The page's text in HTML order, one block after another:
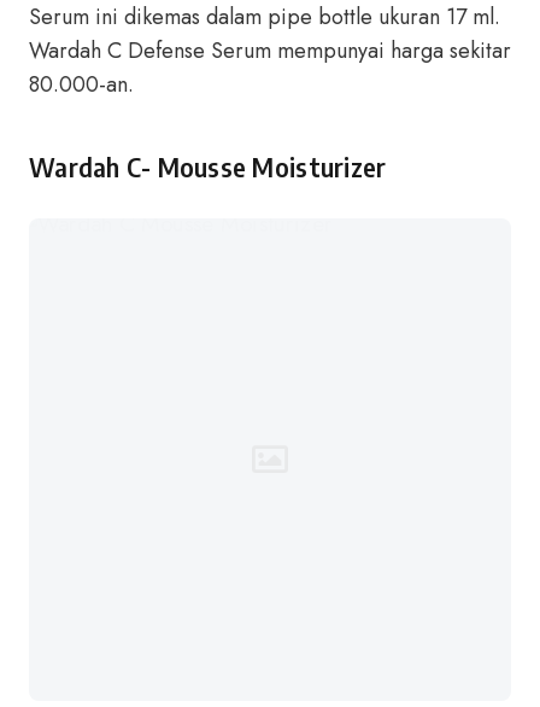
Serum ini dikemas dalam pipe bottle ukuran 17 ml.
Wardah C Defense Serum mempunyai harga sekitar
80.000-an.
Wardah C- Mousse Moisturizer